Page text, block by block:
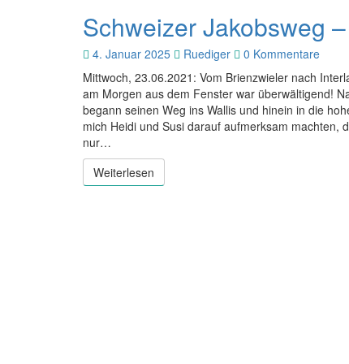
Schweizer
Jakobsweg
–
Tag
10
Schweizer Jakobsweg
4. Januar 2025 Ruediger Kommentare
0 Kommentare
Mittwoch, 23.06.2021: Vom Brienzwieler nach
am Morgen aus dem Fenster war überwältigend!
begann seinen Weg ins Wallis und hinein in die
mich Heidi und Susi darauf aufmerksam machten,
nur…
Weiterlesen